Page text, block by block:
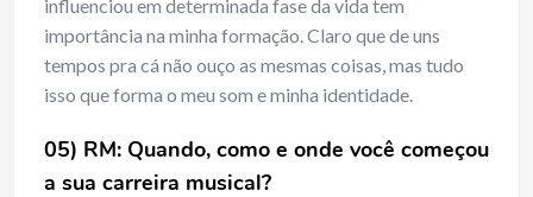
influenciou em determinada fase da vida tem
importância na minha formação. Claro que de uns
tempos pra cá não ouço as mesmas coisas, mas tudo
isso que forma o meu som e minha identidade.
05) RM: Quando, como e onde você começou
a sua carreira musical?